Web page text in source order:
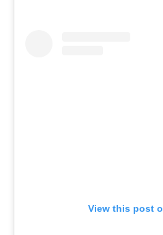
View this post